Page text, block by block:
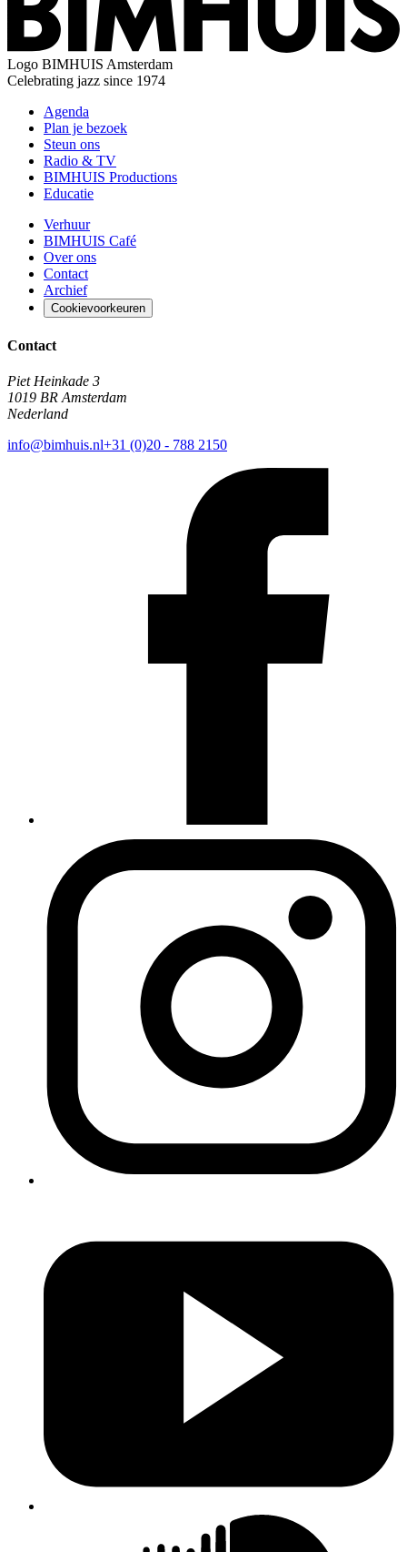
Logo BIMHUIS Amsterdam
Celebrating jazz since 1974
Agenda
Plan je bezoek
Steun ons
Radio & TV
BIMHUIS Productions
Educatie
Verhuur
BIMHUIS Café
Over ons
Contact
Archief
Cookievoorkeuren
Contact
Piet Heinkade 3
1019 BR Amsterdam
Nederland
info@bimhuis.nl+31 (0)20 - 788 2150